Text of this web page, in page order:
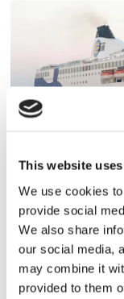
This website
We use cookies
provide social
We also share
our social media,
may combine it
provided to them
Eckerö
frakten